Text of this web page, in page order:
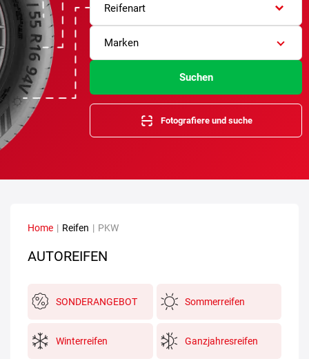
Reifenart
Marken
Suchen
Fotografiere und suche
Home | Reifen | PKW
AUTOREIFEN
SONDERANGEBOT Sommerreifen
Winterreifen Ganzjahresreifen